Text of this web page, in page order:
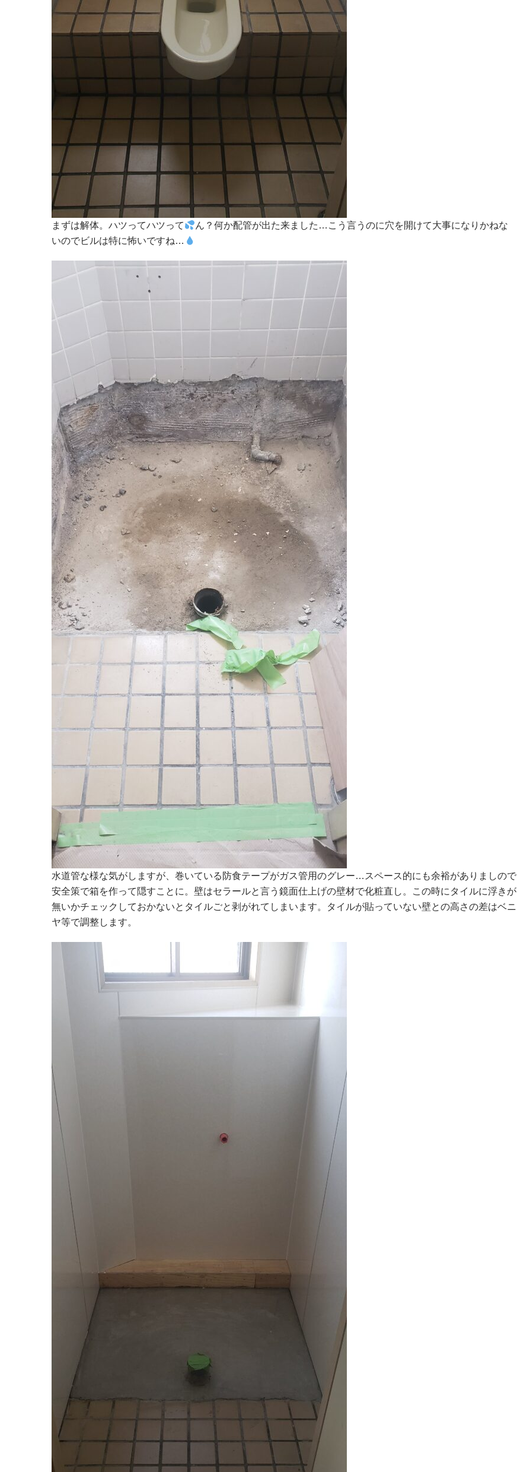
まずは解体。ハツってハツって
ん？何か配管が出た来ました…こう言うのに穴を開けて大事になりかねな
いのでビルは特に怖いですね…
水道管な様な気がしますが、巻いている防食テープがガス管用のグレー…スペース的にも余裕がありましので
安全策で箱を作って隠すことに。壁はセラールと言う鏡面仕上げの壁材で化粧直し。この時にタイルに浮きが
無いかチェックしておかないとタイルごと剥がれてしまいます。タイルが貼っていない壁との高さの差はベニ
ヤ等で調整します。